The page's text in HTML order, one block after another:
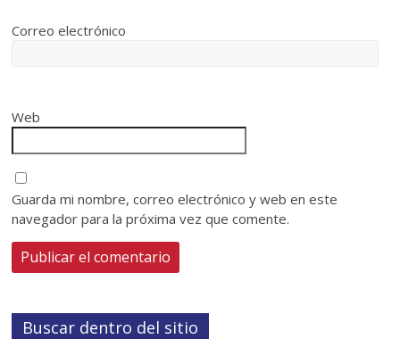
Correo electrónico
Web
Guarda mi nombre, correo electrónico y web en este
navegador para la próxima vez que comente.
Buscar dentro del sitio